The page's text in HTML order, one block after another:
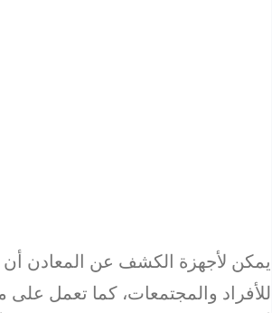
يمكن لأجهزة الكشف عن المعادن أن
للأفراد والمجتمعات، كما تعمل على